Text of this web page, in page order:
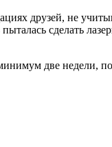
друзей, не
сделать
две недели,